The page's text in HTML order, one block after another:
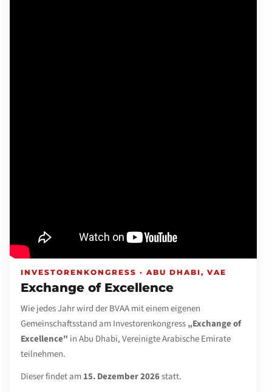
INVESTORENKONGRESS · ABU DHABI, VAE
Exchange of Excellence
Wie jedes Jahr wird der BVAA mit einem eigenen
Gemeinschaftsstand am Investorenkongress„Exchange of
Excellence" in Abu Dhabi, Vereinigte Arabische Emirate
teilnehmen.
Dieser findet am15. Dezember 2026statt.